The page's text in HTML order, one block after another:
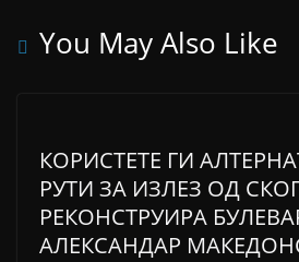
You May Also Like
КОРИСТЕТЕ ГИ
РУТИ ЗА ИЗЛЕЗ ОД
РЕКОНСТРУИРА
АЛЕКСАНДАР